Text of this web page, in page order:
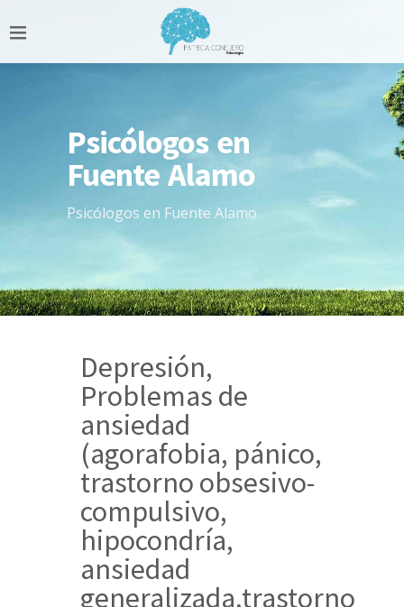
Psicólogos en
Fuente Alamo
Psicólogos en Fuente Alamo
Depresión,
Problemas de
ansiedad
(agorafobia, pánico,
trastorno obsesivo-
compulsivo,
hipocondría,
ansiedad
generalizada,trastorno